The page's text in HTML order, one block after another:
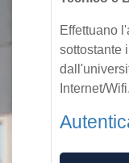
Effettuano
sottostante
Internet/Wifi.